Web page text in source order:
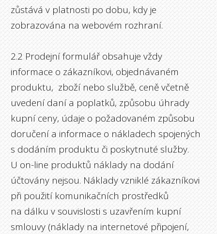
zůstává v platnosti po dobu, kdy je
zobrazována na webovém rozhraní.
2.2 Prodejní formulář obsahuje vždy
informace o zákazníkovi, objednávaném
produktu, zboží nebo službě, ceně včetně
uvedení daní a poplatků, způsobu úhrady
kupní ceny, údaje o požadovaném způsobu
doručení a informace o nákladech spojených
s dodáním produktu či poskytnuté služby.
U on-line produktů náklady na dodání
účtovány nejsou. Náklady vzniklé zákazníkovi
při použití komunikačních prostředků
na dálku v souvislosti s uzavřením kupní
smlouvy (náklady na internetové připojení,